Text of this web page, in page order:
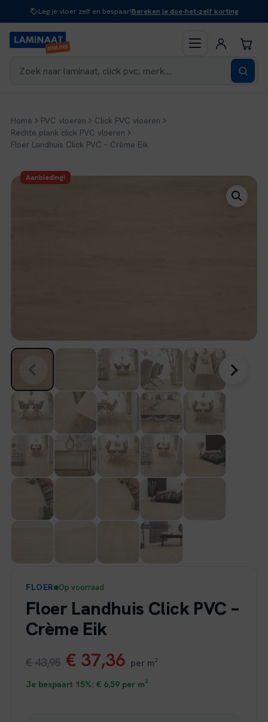
inhoud
Leg je vloer zelf en bespaar!Bereken je doe-het-zelf korting
Home PVC vloeren
Click PVC vloeren
Rechte plank click PVC vloeren
Floer Landhuis Click PVC – Crème Eik
Aanbieding!
FLOER Op voorraad
Floer Landhuis Click PVC –
Crème Eik
€43,95 Oorspronkelijke
prijs
€ 37,36 Huidige
prijs
per m²
Je bespaart 15%: € 6,59 per m²